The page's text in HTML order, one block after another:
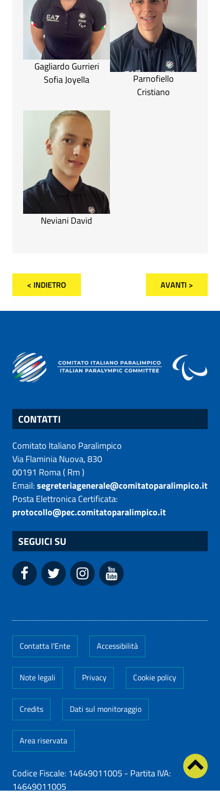
Gagliardo Gurrieri
Sofia Joyella
Parnofiello
Cristiano
Neviani David
< INDIETRO AVANTI >
CONTATTI
Comitato Italiano Paralimpico
Via Flaminia Nuova, 830
00191 Roma( Rm)
Email:segreteriagenerale@comitatoparalimpico.it
Posta Elettronica Certificata:
protocollo@pec.comitatoparalimpico.it
SEGUICI SU
Contatta l'Ente Accessibilità
Note legali Privacy Cookie policy
Credits Dati sul monitoraggio
Area riservata
Codice Fiscale: 14649011005 - Partita IVA:
14649011005